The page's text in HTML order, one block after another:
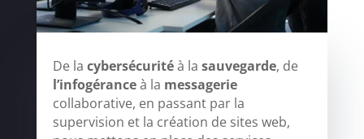
De la cybersécuritéà la sauvegarde, de
l’infogéranceà la messagerie
collaborative, en passant par la
supervision et la création de sites web,